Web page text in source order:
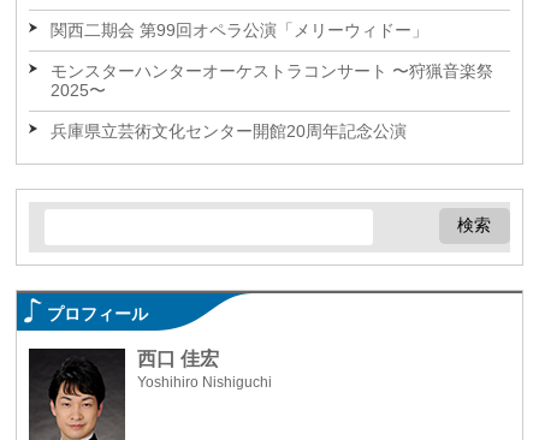
関西二期会 第99回オペラ公演「メリーウィドー」
モンスターハンターオーケストラコンサート 〜狩猟音楽祭
2025〜
兵庫県立芸術文化センター開館20周年記念公演
プロフィール
西口 佳宏
Yoshihiro Nishiguchi